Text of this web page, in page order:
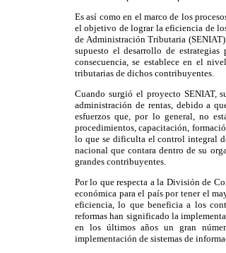
Es así como en el marco de los
el objetivo de lograr la eficiencia de
de Administración Tributaria
supuesto el desarrollo de
consecuencia, se establece en el
tributarias de dichos contribuyentes.
Cuando surgió el proyecto SENIAT,
administración de rentas, debido a
esfuerzos que, por lo general, no
procedimientos, capacitación,
lo que se dificulta el control integral
nacional que contara dentro de su
grandes contribuyentes.
Por lo que respecta a la División de
económica para el país por tener el
eficiencia, lo que beneficia a los
reformas han significado la
en los últimos años un gran
implementación de sistemas de